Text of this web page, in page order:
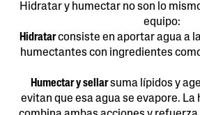
Hidratar y humectar no son lo
equipo:
Hidratarconsiste en aportar agua a
humectantes con ingredientes
Humectar y sellarsuma lípidos y
evitan que esa agua se evapore.